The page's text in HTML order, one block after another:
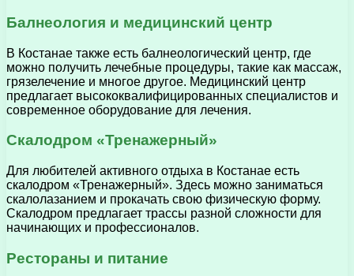
Балнеология и медицинский центр
В Костанае также есть балнеологический центр, где
можно получить лечебные процедуры, такие как массаж,
грязелечение и многое другое. Медицинский центр
предлагает высококвалифицированных специалистов и
современное оборудование для лечения.
Скалодром «Тренажерный»
Для любителей активного отдыха в Костанае есть
скалодром «Тренажерный». Здесь можно заниматься
скалолазанием и прокачать свою физическую форму.
Скалодром предлагает трассы разной сложности для
начинающих и профессионалов.
Рестораны и питание